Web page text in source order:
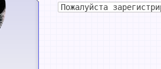
Пожалуйста